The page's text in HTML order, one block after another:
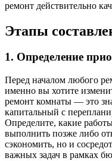
ремонт действительно
Этапы
1. Определение
Перед началом любого
именно вы хотите
ремонт комнаты — это
капитальный с
Определите, какие
выполнить позже либо
сэкономить, но и
важных задач в рамках